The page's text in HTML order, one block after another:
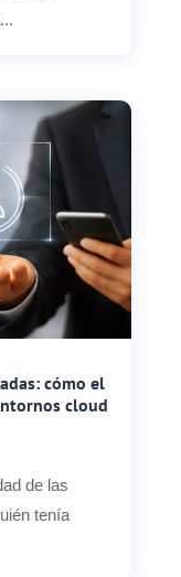
cómo el
cloud
de las
tenía